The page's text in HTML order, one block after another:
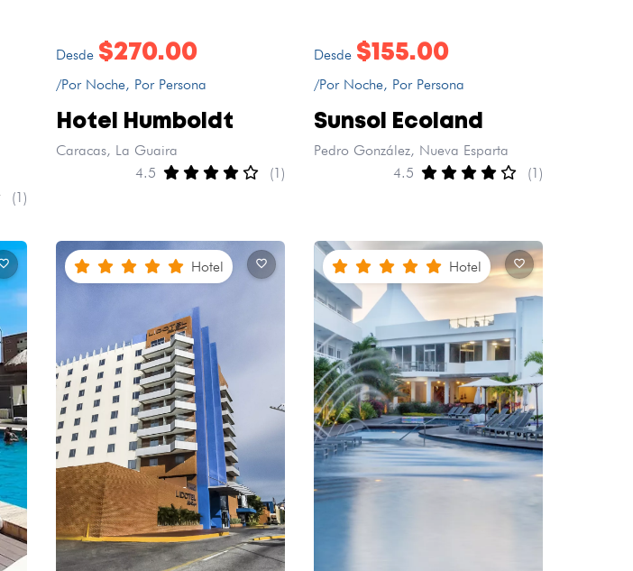
(1)
Desde $270.00
/Por Noche, Por Persona
Hotel Humboldt
Caracas, La Guaira
4.5
(1)
Desde $155.00
/Por Noche, Por Persona
Sunsol Ecoland
Pedro González, Nueva Esparta
4.5
(1)
Hotel Hotel